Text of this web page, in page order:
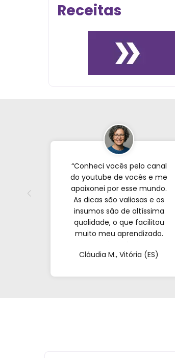
Receitas
“Conheci vocês pelo canal
do youtube de vocês e me
apaixonei por esse mundo.
As dicas são valiosas e os
insumos são de altíssima
qualidade, o que facilitou
muito meu aprendizado.
Nunca imaginei que
conseguiria resultados tão
de casa. Obrigada!"al no
Cláudia M., Vitória (ES)